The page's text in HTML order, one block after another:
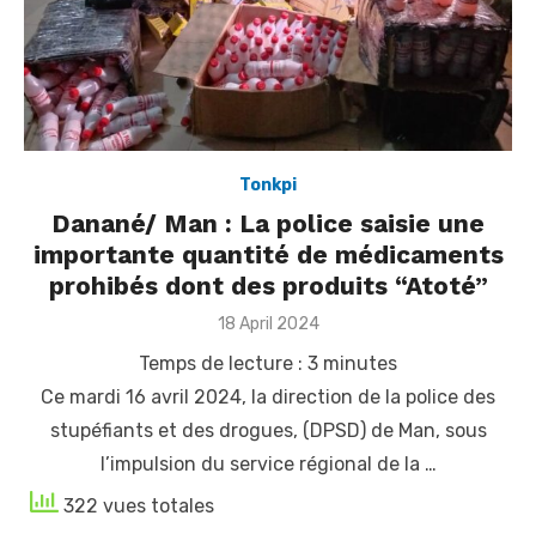
Tonkpi
Danané/ Man : La police saisie une
importante quantité de médicaments
prohibés dont des produits “Atoté”
Posted
18 April 2024
Temps de lecture : 3 minutes
Ce mardi 16 avril 2024, la direction de la police des
stupéfiants et des drogues, (DPSD) de Man, sous
l’impulsion du service régional de la …
322 vues totales